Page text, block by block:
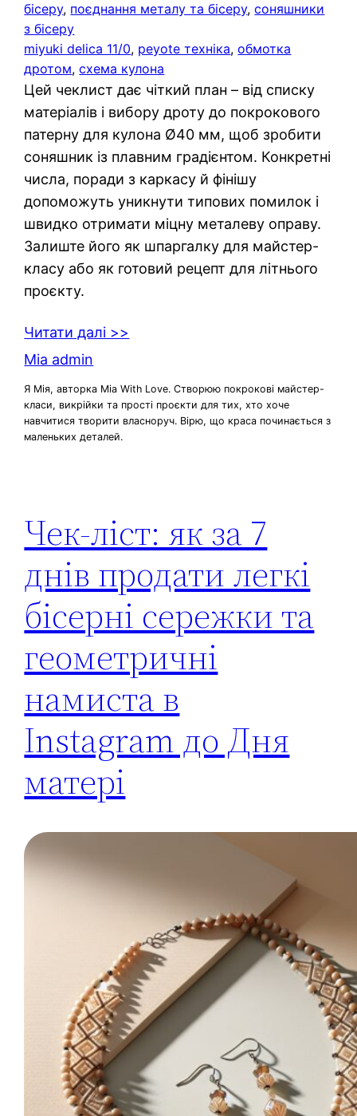
бісеру, поєднання металу та бісеру, соняшники
з бісеру
miyuki delica 11/0, peyote техніка, обмотка
дротом, схема кулона
Цей чеклист дає чіткий план – від списку
матеріалів і вибору дроту до покрокового
патерну для кулона Ø40 мм, щоб зробити
соняшник із плавним градієнтом. Конкретні
числа, поради з каркасу й фінішу
допоможуть уникнути типових помилок і
швидко отримати міцну металеву оправу.
Залиште його як шпаргалку для майстер-
класу або як готовий рецепт для літнього
проєкту.
Читати далі >>
Mia admin
Я Мія, авторка Mia With Love. Створюю покрокові майстер-
класи, викрійки та прості проєкти для тих, хто хоче
навчитися творити власноруч. Вірю, що краса починається з
маленьких деталей.
Чек-ліст: як за 7
днів продати легкі
бісерні сережки та
геометричні
намиста в
Instagram до Дня
матері